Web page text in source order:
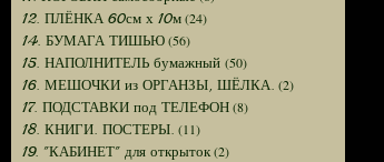
12. ПЛЁНКА 60см х 10м(24)
14. БУМАГА ТИШЬЮ(56)
15. НАПОЛНИТЕЛЬ бумажный (50)
16. МЕШОЧКИ из ОРГАНЗЫ, ШЁЛКА. (2)
17. ПОДСТАВКИ под ТЕЛЕФОН(8)
18. КНИГИ. ПОСТЕРЫ. (11)
19. "КАБИНЕТ" для открыток(2)